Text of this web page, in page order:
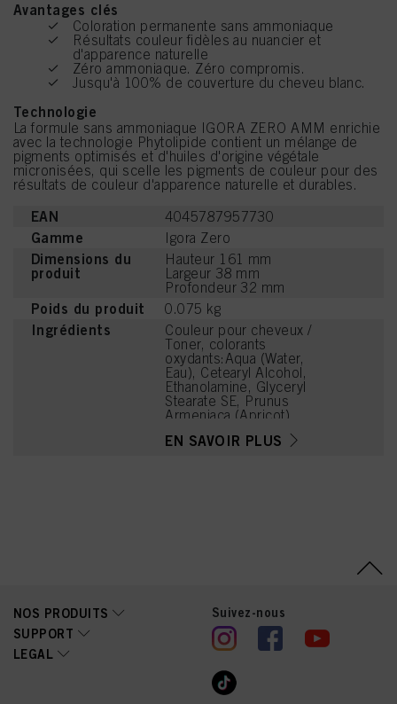
Avantages clés
Coloration permanente sans ammoniaque
Résultats couleur fidèles au nuancier et
d'apparence naturelle
Zéro ammoniaque. Zéro compromis.
Jusqu'à 100% de couverture du cheveu blanc.
Technologie
La formule sans ammoniaque IGORA ZERO AMM enrichie
avec la technologie Phytolipide contient un mélange de
pigments optimisés et d'huiles d'origine végétale
micronisées, qui scelle les pigments de couleur pour des
résultats de couleur d'apparence naturelle et durables.
EAN 4045787957730
Gamme Igora Zero
Dimensions du
produit
Hauteur 161 mm
Largeur 38 mm
Profondeur 32 mm
Poids du produit 0.075 kg
Ingrédients
Couleur pour cheveux /
Toner, colorants
oxydants:Aqua (Water,
Eau), Cetearyl Alcohol,
Ethanolamine, Glyceryl
Stearate SE, Prunus
Armeniaca (Apricot)
Octyldodecanol, Sodium
EN SAVOIR PLUS
NOS PRODUITS
SUPPORT
LEGAL
Suivez-nous